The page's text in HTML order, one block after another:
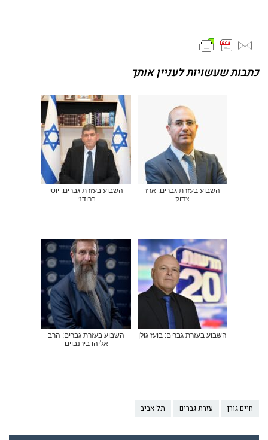
כתבות שעשויות לעניין אותך
השבוע בעזרת גברים: ארז
צדוק
השבוע בעזרת גברים: יוסי
ברודני
השבוע בעזרת גברים: בועז גולן
השבוע בעזרת גברים: הרב
אליהו בירנבוים
חיים גורן עזרת גברים תל אביב